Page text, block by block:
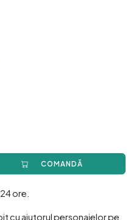
COMANDĂ
ore.
cu ajutorul personajelor pe